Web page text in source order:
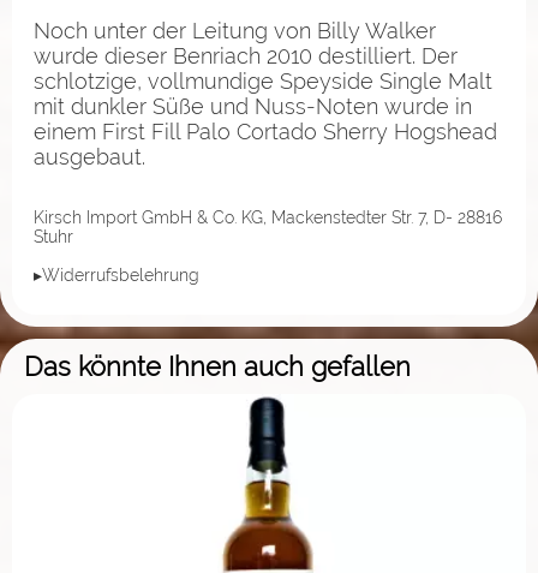
Noch unter der Leitung von Billy Walker
wurde dieser Benriach 2010 destilliert. Der
schlotzige, vollmundige Speyside Single Malt
mit dunkler Süße und Nuss-Noten wurde in
einem First Fill Palo Cortado Sherry Hogshead
ausgebaut.
Kirsch Import GmbH & Co. KG, Mackenstedter Str. 7, D- 28816
Stuhr
▸Widerrufsbelehrung
Das könnte Ihnen auch gefallen